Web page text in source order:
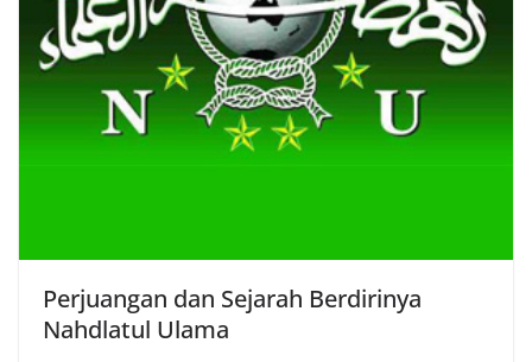
Perjuangan dan Sejarah Berdirinya
Nahdlatul Ulama